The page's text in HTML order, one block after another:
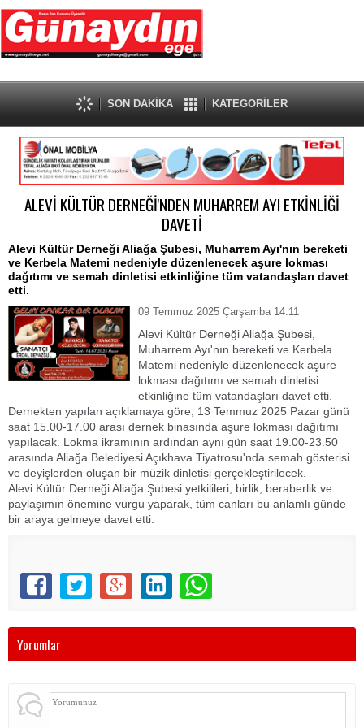
SON DAKİKA KATEGORİLER
ALEVİ KÜLTÜR DERNEĞİ'NDEN MUHARREM AYI ETKİNLİĞİ
DAVETİ
Alevi Kültür Derneği Aliağa Şubesi, Muharrem Ayı'nın bereketi
ve Kerbela Matemi nedeniyle düzenlenecek aşure lokması
dağıtımı ve semah dinletisi etkinliğine tüm vatandaşları davet
etti.
09 Temmuz 2025 Çarşamba 14:11
Alevi Kültür Derneği Aliağa Şubesi,
Muharrem Ayı'nın bereketi ve Kerbela
Matemi nedeniyle düzenlenecek aşure
lokması dağıtımı ve semah dinletisi
etkinliğine tüm vatandaşları davet etti.
Dernekten yapılan açıklamaya göre, 13 Temmuz 2025 Pazar günü
saat 15.00-17.00 arası dernek binasında aşure lokması dağıtımı
yapılacak. Lokma ikramının ardından aynı gün saat 19.00-23.50
arasında Aliağa Belediyesi Açıkhava Tiyatrosu'nda semah gösterisi
ve deyişlerden oluşan bir müzik dinletisi gerçekleştirilecek.
Alevi Kültür Derneği Aliağa Şubesi yetkilileri, birlik, beraberlik ve
paylaşımın önemine vurgu yaparak, tüm canları bu anlamlı günde
bir araya gelmeye davet etti.
Yorumlar